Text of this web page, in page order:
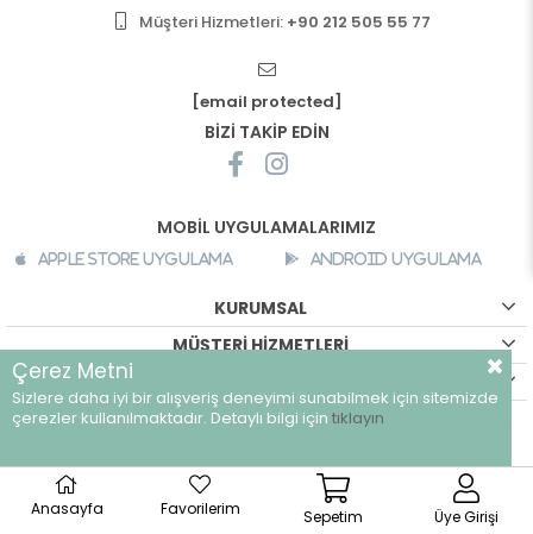
Müşteri Hizmetleri: +90 212 505 55 77
[email protected]
BİZİ TAKİP EDİN
MOBİL UYGULAMALARIMIZ
Apple Store Uygulama Android Uygulama
KURUMSAL
MÜŞTERİ HİZMETLERİ
©breeze.com.tr - Tüm hakları saklıdır.
Anasayfa Favorilerim Sepetim Üye Girişi
Çerez Metni
Sizlere daha iyi bir alışveriş deneyimi sunabilmek için sitemizde
çerezler kullanılmaktadır. Detaylı bilgi için tıklayın